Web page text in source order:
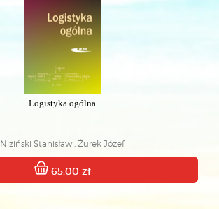
Logistyka ogólna
Niziński Stanisław , Żurek Józef
65.00 zł